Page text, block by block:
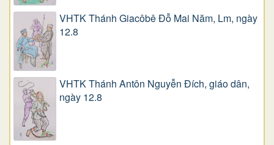
VHTK Thánh Giacôbê Ðỗ Mai Năm, Lm, ngày
12.8
VHTK Thánh Antôn Nguyễn Ðích, giáo dân,
ngày 12.8